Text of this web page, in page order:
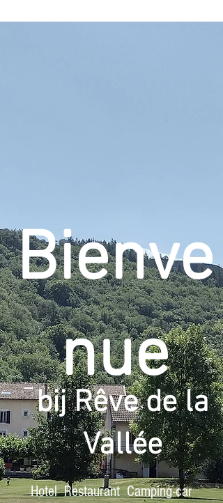
Bienve
nue
bij Rêve de la
Vallée
Hotel Restaurant Camping-car